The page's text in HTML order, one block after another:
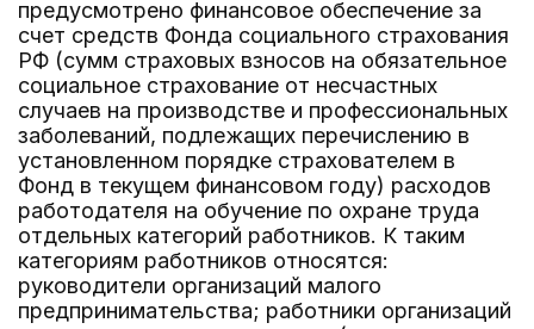
предусмотрено финансовое обеспечение за
счет средств Фонда социального страхования
РФ (сумм страховых взносов на обязательное
социальное страхование от несчастных
случаев на производстве и профессиональных
заболеваний, подлежащих перечислению в
установленном порядке страхователем в
Фонд в текущем финансовом году) расходов
работодателя на обучение по охране труда
отдельных категорий работников. К таким
категориям работников относятся:
руководители организаций малого
предпринимательства; работники организаций